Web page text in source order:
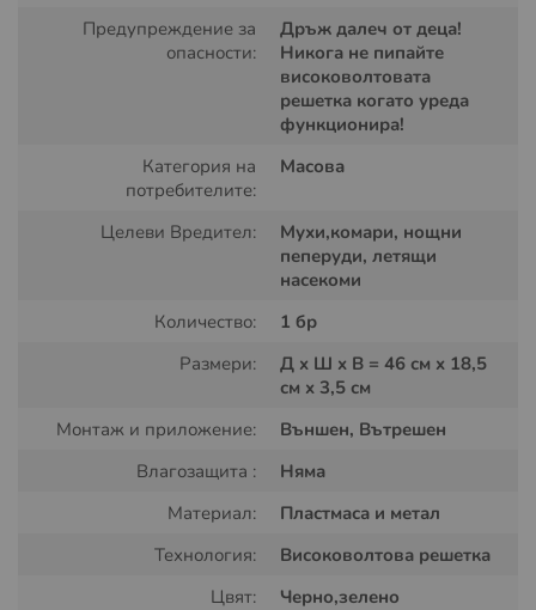
Начин на употреба на
електрическата хилка за
унищожаване на летящи
След разопаковане поставете батериите /не са
включени в комплекта 1.5V АА/ в електрическата
мухобойка, след като поставите захранването
на дръжката на уреда веднага светва зелен диод
който показва че мухобойката е готова за работа само
при пускане на копчето уреда не функционира.
Опитайте се да удряте летящи насекоми с
повърхността на металната мрежа. Ако едно насекомо
Предупреждение за
опасности:
Дръж далеч от деца!
Никога не пипайте
високоволтовата
решетка когато уреда
функционира!
Категория на
потребителите:
Масова
Целеви Вредител:
Мухи,комари, нощни
пеперуди, летящи
насекоми
Количество:
1 бр
Размери:
Д x Ш x В = 46 см x 18,5
см x 3,5 см
Монтаж и приложение:
Външен, Вътрешен
Влагозащита :
Няма
Материал:
Пластмаса и метал
Технология:
Високоволтова решетка
Цвят:
Черно,зелено